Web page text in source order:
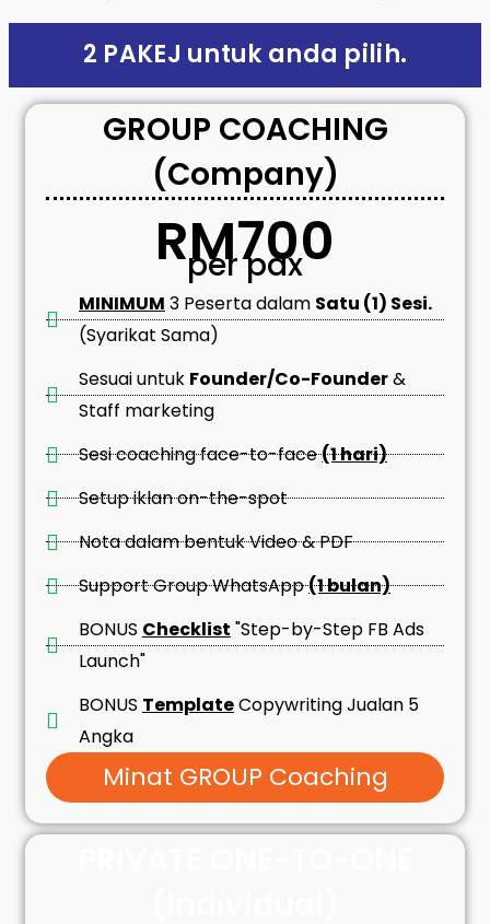
2 PAKEJ untuk anda pilih.
GROUP COACHING
(Company)
RM700
per pax
MINIMUM 3 Peserta dalam Satu (1) Sesi.
(Syarikat Sama)
Sesuai untuk Founder/Co-Founder&
Staff marketing
Sesi coaching face-to-face(1 hari)
Setup iklan on-the-spot
Nota dalam bentuk Video & PDF
Support Group WhatsApp(1 bulan)
BONUS Checklist "Step-by-Step FB Ads
Launch"
BONUS TemplateCopywriting Jualan 5
Angka
Minat GROUP Coaching